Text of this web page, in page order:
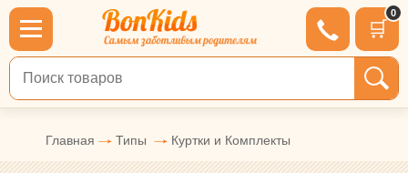
🛒
0
Поиск по товарам
Главная Типы Куртки и Комплекты